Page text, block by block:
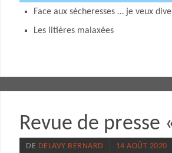
Face aux sécheresses … je veux
Les litières malaxées
Revue de presse
DE DELAVY BERNARD 14 AOÛT 2020